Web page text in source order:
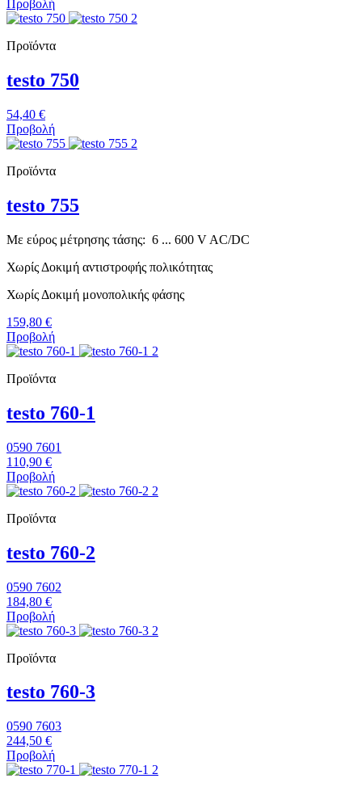
Προβολή
Προϊόντα
testo 750
54,40 €
Προβολή
Προϊόντα
testo 755
Με εύρος μέτρησης τάσης: 6 ... 600 V AC/DC
Χωρίς Δοκιμή αντιστροφής πολικότητας
Χωρίς Δοκιμή μονοπολικής φάσης
159,80 €
Προβολή
Προϊόντα
testo 760-1
0590 7601
110,90 €
Προβολή
Προϊόντα
testo 760-2
0590 7602
184,80 €
Προβολή
Προϊόντα
testo 760-3
0590 7603
244,50 €
Προβολή